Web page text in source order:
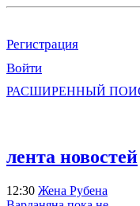
Регистрация
Войти
РАСШИРЕННЫЙ
лента новостей
12:30 Жена Рубена